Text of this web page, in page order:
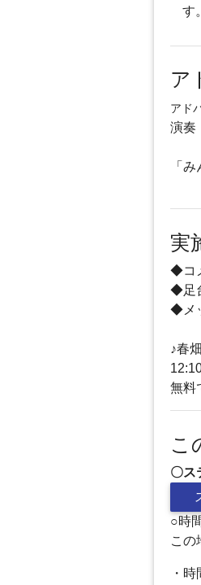
す
ア
アド
演奏
「
〜
実
◆コ
◆足
◆メ
♪春
無料
こ
〇ス
○時
この
・